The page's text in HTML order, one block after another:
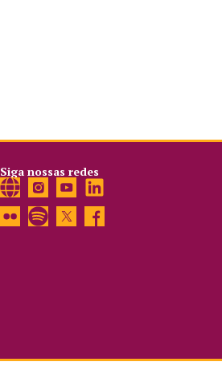
Siga nossas redes